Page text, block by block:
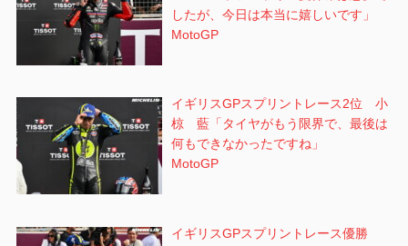
したが、今日は本当に嬉しいです」
MotoGP
イギリスGPスプリントレース2位 小
椋 藍「タイヤがもう限界で、最後は
何もできなかったですね」
MotoGP
イギリスGPスプリントレース優勝